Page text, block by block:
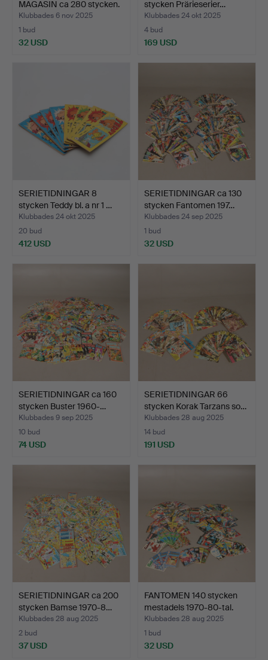
MAGASIN ca 280 stycken.
Klubbades 6 nov 2025
1 bud
32 USD
stycken Prärieserier…
Klubbades 24 okt 2025
4 bud
169 USD
SERIETIDNINGAR 8
stycken Teddy bl. a nr 1 …
Klubbades 24 okt 2025
20 bud
412 USD
SERIETIDNINGAR ca 130
stycken Fantomen 197…
Klubbades 24 sep 2025
1 bud
32 USD
SERIETIDNINGAR ca 160
stycken Buster 1960-…
Klubbades 9 sep 2025
10 bud
74 USD
SERIETIDNINGAR 66
stycken Korak Tarzans so…
Klubbades 28 aug 2025
14 bud
191 USD
SERIETIDNINGAR ca 200
stycken Bamse 1970-8…
Klubbades 28 aug 2025
2 bud
37 USD
FANTOMEN 140 stycken
mestadels 1970-80-tal.
Klubbades 28 aug 2025
1 bud
32 USD